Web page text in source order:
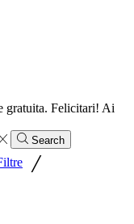
gratuita. Felicitari! Ai
Search
/